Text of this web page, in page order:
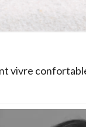
vivre